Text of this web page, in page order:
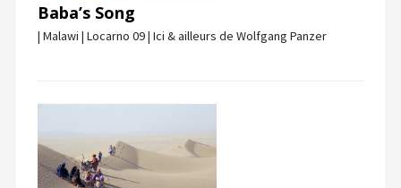
Baba’s Song
| Malawi | Locarno 09 | Ici & ailleurs de Wolfgang Panzer